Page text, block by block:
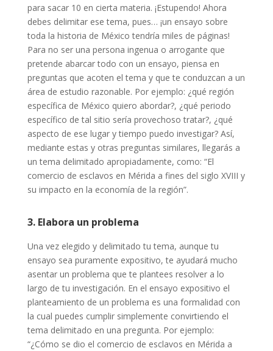
para sacar 10 en cierta materia. ¡Estupendo! Ahora
debes delimitar ese tema, pues… ¡un ensayo sobre
toda la historia de México tendría miles de páginas!
Para no ser una persona ingenua o arrogante que
pretende abarcar todo con un ensayo, piensa en
preguntas que acoten el tema y que te conduzcan a un
área de estudio razonable. Por ejemplo: ¿qué región
específica de México quiero abordar?, ¿qué periodo
específico de tal sitio sería provechoso tratar?, ¿qué
aspecto de ese lugar y tiempo puedo investigar? Así,
mediante estas y otras preguntas similares, llegarás a
un tema delimitado apropiadamente, como: “El
comercio de esclavos en Mérida a fines del siglo XVIII y
su impacto en la economía de la región”.
3. Elabora un problema
Una vez elegido y delimitado tu tema, aunque tu
ensayo sea puramente expositivo, te ayudará mucho
asentar un problema que te plantees resolver a lo
largo de tu investigación. En el ensayo expositivo el
planteamiento de un problema es una formalidad con
la cual puedes cumplir simplemente convirtiendo el
tema delimitado en una pregunta. Por ejemplo:
“¿Cómo se dio el comercio de esclavos en Mérida a